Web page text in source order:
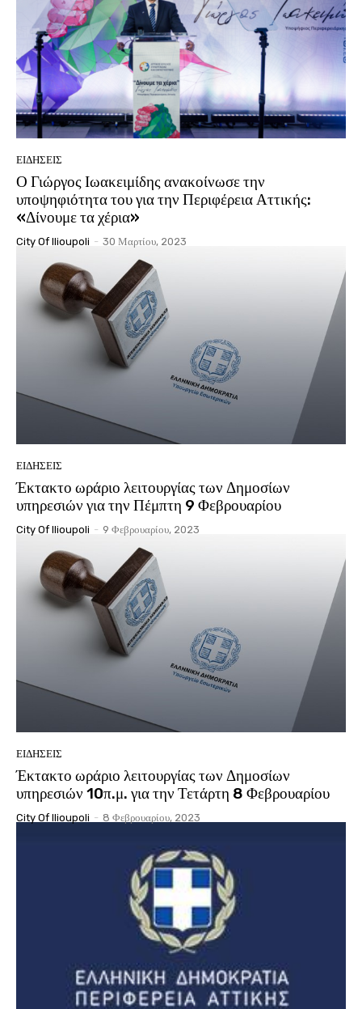
ΕΙΔΉΣΕΙΣ
Ο Γιώργος Ιωακειμίδης ανακοίνωσε την
υποψηφιότητα του για την Περιφέρεια Αττικής:
«Δίνουμε τα χέρια»
City Of Ilioupoli - 30 Μαρτίου, 2023
ΕΙΔΉΣΕΙΣ
Έκτακτο ωράριο λειτουργίας των Δημοσίων
υπηρεσιών για την Πέμπτη 9 Φεβρουαρίου
City Of Ilioupoli - 9 Φεβρουαρίου, 2023
ΕΙΔΉΣΕΙΣ
Έκτακτο ωράριο λειτουργίας των Δημοσίων
υπηρεσιών 10π.μ. για την Τετάρτη 8 Φεβρουαρίου
City Of Ilioupoli - 8 Φεβρουαρίου, 2023